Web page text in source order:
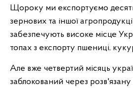
Щороку ми експортуємо
зернових та іншої
забезпечують високе місце
топах з експорту пшениці,
Але вже четвертий місяць
заблокований через